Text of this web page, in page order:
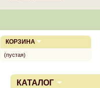
КАТАЛОГ
КОРЗИНА
(пустая)